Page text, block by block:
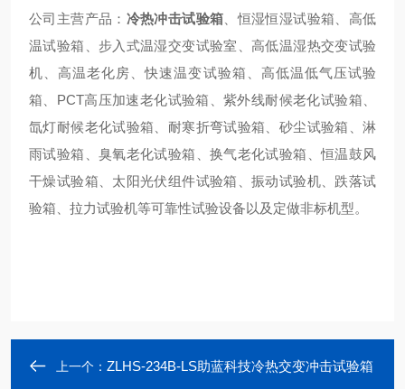
公司主营产品： 冷热冲击试验箱 、恒湿恒湿试验箱、高低
温试验箱、步入式温湿交变试验室、高低温湿热交变试验
机、高温老化房、快速温变试验箱、高低温低气压试验
箱、PCT高压加速老化试验箱、紫外线耐候老化试验箱、
氙灯耐候老化试验箱、耐寒折弯试验箱、砂尘试验箱、淋
雨试验箱、臭氧老化试验箱、换气老化试验箱、恒温鼓风
干燥试验箱、太阳光伏组件试验箱、振动试验机、跌落试
验箱、拉力试验机等可靠性试验设备以及定做非标机型。
上一个： ZLHS-234B-LS助蓝科技冷热交变冲击试验箱